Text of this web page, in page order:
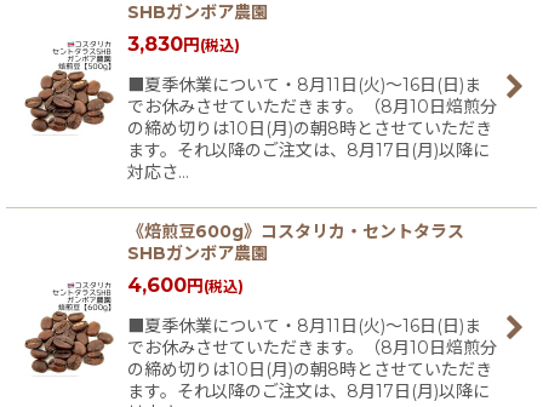
SHBガンボア農園
3,830円(税込)
■夏季休業について・8月11日(火)〜16日(日)ま
でお休みさせていただきます。（8月10日焙煎分
の締め切りは10日(月)の朝8時とさせていただき
ます。それ以降のご注文は、8月17日(月)以降に
対応さ…
《焙煎豆600g》コスタリカ・セントタラス
SHBガンボア農園
4,600円(税込)
■夏季休業について・8月11日(火)〜16日(日)ま
でお休みさせていただきます。（8月10日焙煎分
の締め切りは10日(月)の朝8時とさせていただき
ます。それ以降のご注文は、8月17日(月)以降に